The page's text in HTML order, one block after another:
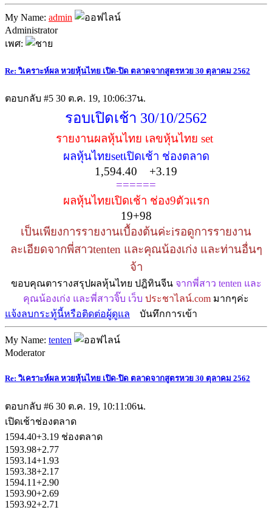
My Name: admin
Administrator
เพศ:
Re: วิเคราะห์ผล หวยหุ้นไทย เปิด-ปิด ตลาดจากสูตรหวย 30 ตุลาคม 2562
ตอบกลับ #5 30 ต.ค. 19, 10:06:37น.
รอบเปิดเช้า 30/10/2562
รายงานผลหุ้นไทย เลขหุ้นไทย set
ผลหุ้นไทยsetเปิดเช้า ช่องตลาด
1,594.40 +3.19
======
ผลหุ้นไทยเปิดเช้า ช่อง9ตัวแรก
19+98
เป็นเพียงการรายงานเบื้องต้นค่ะiรอดูการรายงาน
ละเอียดจากพี่สาวtenten และคุณน้องเก่ง และท่านอื่นๆ
จ้า
ขอบคุณตารางสรุปผลหุ้นไทย ปฎิทินจีน จากพี่สาว tenten และ
คุณน้องเก่ง และพี่สาวจิ๊บ เว็บ ประชาไลน์.com มากๆค่ะ
แจ้งลบกระทู้นี้หรือติดต่อผู้ดูแล
บันทึกการเข้า
My Name: tenten
Moderator
Re: วิเคราะห์ผล หวยหุ้นไทย เปิด-ปิด ตลาดจากสูตรหวย 30 ตุลาคม 2562
ตอบกลับ #6 30 ต.ค. 19, 10:11:06น.
เปิดเช้าช่องตลาด
1594.40+3.19 ช่องตลาด
1593.98+2.77
1593.14+1.93
1593.38+2.17
1594.11+2.90
1593.90+2.69
1593.92+2.71